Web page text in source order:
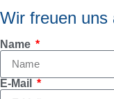
Wir freuen uns
Name
E-Mail